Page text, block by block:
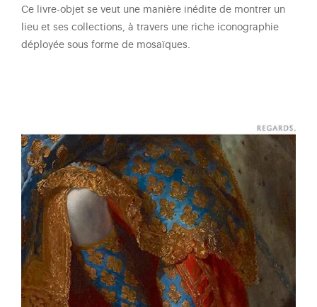
Ce livre-objet se veut une manière inédite de montrer un
lieu et ses collections, à travers une riche iconographie
déployée sous forme de mosaïques.